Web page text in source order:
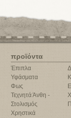
προϊόντα
Έπιπλα
Υφάσματα
Φως
Τεχνητά Άνθη -
Στολισμός
Χρηστικά